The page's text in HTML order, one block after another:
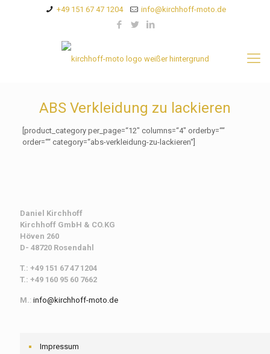
+49 151 67 47 1204 info@kirchhoff-moto.de
ABS Verkleidung zu lackieren
[product_category per_page=“12″ columns=“4″ orderby=““
order=““ category=“abs-verkleidung-zu-lackieren“]
Daniel Kirchhoff
Kirchhoff GmbH & CO.KG
Höven 260
D- 48720 Rosendahl
T.: +49 151 67 47 1204
T.: +49 160 95 60 7662
M.: info@kirchhoff-moto.de
Impressum